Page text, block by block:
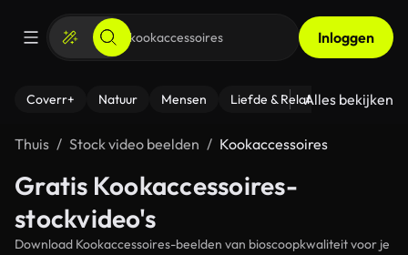
Inloggen
Coverr+ Natuur Mensen Liefde & Relaties - Fitness
Alles bekijken
Thuis Stock video beelden Kookaccessoires
Gratis Kookaccessoires-
stockvideo's
Download Kookaccessoires-beelden van bioscoopkwaliteit voor je